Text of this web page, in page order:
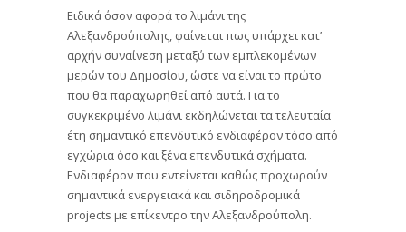
Ειδικά όσον αφορά το λιμάνι της
Αλεξανδρούπολης, φαίνεται πως υπάρχει κατ’
αρχήν συναίνεση μεταξύ των εμπλεκομένων
μερών του Δημοσίου, ώστε να είναι το πρώτο
που θα παραχωρηθεί από αυτά. Για το
συγκεκριμένο λιμάνι εκδηλώνεται τα τελευταία
έτη σημαντικό επενδυτικό ενδιαφέρον τόσο από
εγχώρια όσο και ξένα επενδυτικά σχήματα.
Ενδιαφέρον που εντείνεται καθώς προχωρούν
σημαντικά ενεργειακά και σιδηροδρομικά
projects με επίκεντρο την Αλεξανδρούπολη.